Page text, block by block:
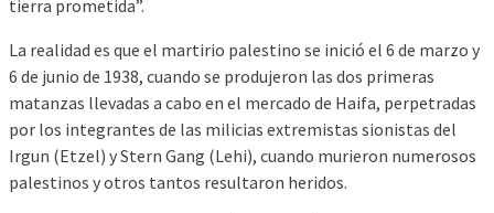
tierra prometida”.
La realidad es que el martirio palestino se inició el 6 de marzo y
6 de junio de 1938, cuando se produjeron las dos primeras
matanzas llevadas a cabo en el mercado de Haifa, perpetradas
por los integrantes de las milicias extremistas sionistas del
Irgun (Etzel) y Stern Gang (Lehi), cuando murieron numerosos
palestinos y otros tantos resultaron heridos.